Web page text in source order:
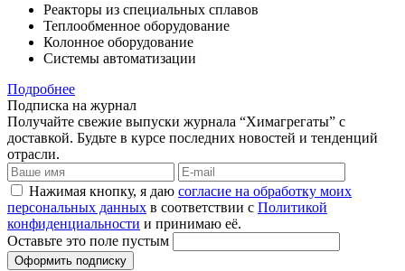
Реакторы из специальных сплавов
Теплообменное оборудование
Колонное оборудование
Системы автоматизации
Подробнее
Подписка на журнал
Получайте свежие выпуски журнала “Химагрегаты” с
доставкой. Будьте в курсе последних новостей и тенденций
отрасли.
Нажимая кнопку, я даю согласие на обработку моих
персональных данных в соответствии с Политикой
конфиденциальности и принимаю её.
Оставьте это поле пустым
Оформить подписку